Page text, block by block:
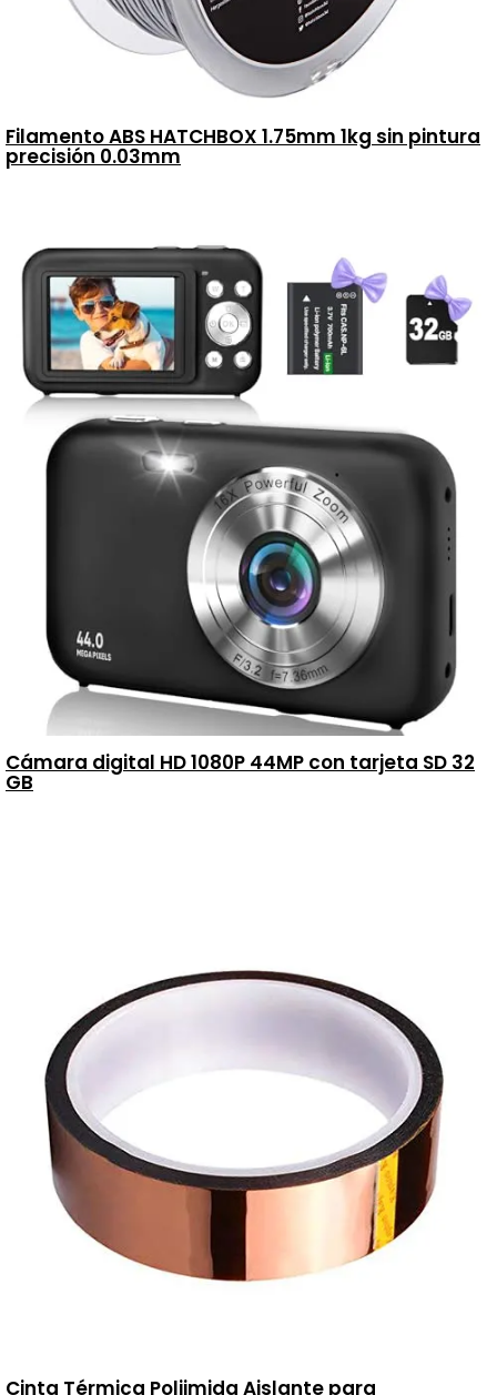
Filamento ABS HATCHBOX 1.75mm 1kg sin pintura
precisión 0.03mm
Cámara digital HD 1080P 44MP con tarjeta SD 32
GB
Cinta Térmica Poliimida Aislante para